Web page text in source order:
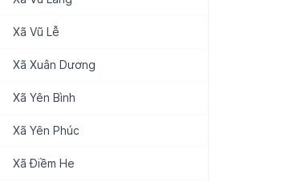
Xã Vũ Lễ
Xã Xuân Dương
Xã Yên Bình
Xã Yên Phúc
Xã Điềm He